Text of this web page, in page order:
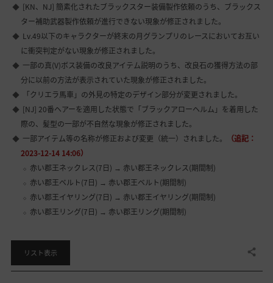
[KN、NJ] 簡素化されたブラックスター装備製作依頼のうち、ブラックス
ター補助武器製作依頼が進行できない現象が修正されました。
Lv.49以下のキャラクターが終末の月グランプリのレースにおいてお互い
に衝突判定がない現象が修正されました。
一部の真(V)ボス装備の改良アイテム説明のうち、改良石の獲得方法の部
分に以前の方法が表示されていた現象が修正されました。
「クリエラ馬車」の外見の特定のデザイン部分が変更されました。
[NJ] 20番ヘアーを適用した状態で「ブラックアローヘルム」を着用した
際の、髪型の一部が不自然な現象が修正されました。
一部アイテム等の名称が修正および変更（統一）されました。
（追記：
2023-12-14 14:06）
赤い郡王ネックレス(7日) → 赤い郡王ネックレス(期間制)
赤い郡王ベルト(7日) → 赤い郡王ベルト(期間制)
赤い郡王イヤリング(7日) → 赤い郡王イヤリング(期間制)
赤い郡王リング(7日) → 赤い郡王リング(期間制)
リスト表示 共有する